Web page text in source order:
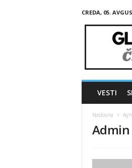
CREDA, 05.
G
VESTI
Naslovna
Admin